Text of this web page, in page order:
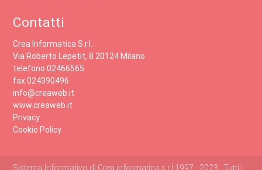
Contatti
Crea Informatica S.r.l.
Via Roberto Lepetit, 8 20124 Milano
telefono 02466565
fax 024390496
info@creaweb.it
www.creaweb.it
Privacy
Cookie Policy
Sistema Informativo di Crea informatica s.r.l 1997 - 2023 , Tutti i